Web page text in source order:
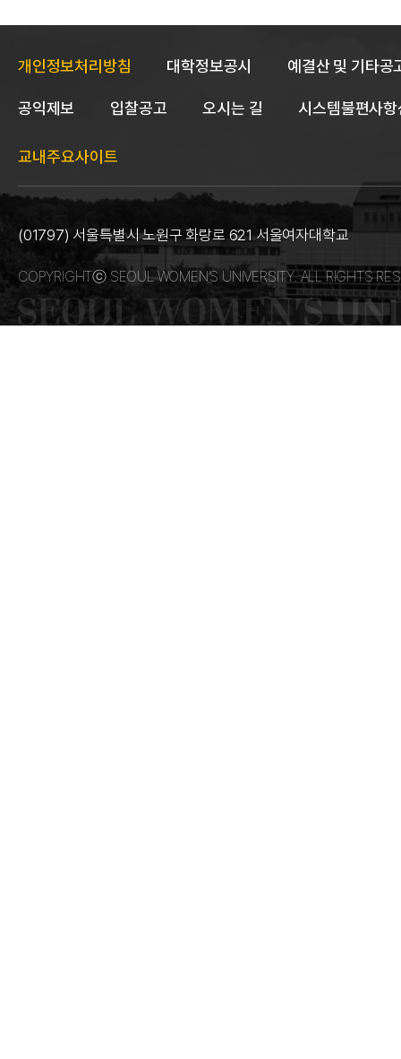
개인정보처리방침 대학정보공시 예결산 및 기타공
공익제보 입찰공고 오시는 길 시스템불편사
교내주요사이트
(01797) 서울특별시 노원구 화랑로 621 서울여자대학교
COPYRIGHTⓒ SEOUL WOMEN’S UNIVERSITY. ALL RIGHTS